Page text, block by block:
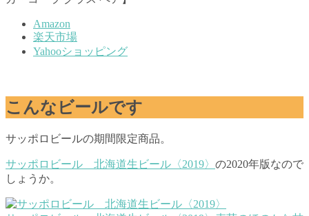
Amazon
楽天市場
Yahooショッピング
こんなビールです
サッポロビールの期間限定商品。
サッポロビール 北海道生ビール〈2019〉 の2020年版なので
しょうか。